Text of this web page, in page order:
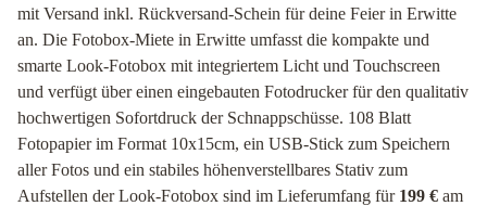
mit Versand inkl. Rückversand-Schein für deine Feier in Erwitte
an. Die Fotobox-Miete in Erwitte umfasst die kompakte und
smarte Look-Fotobox mit integriertem Licht und Touchscreen
und verfügt über einen eingebauten Fotodrucker für den qualitativ
hochwertigen Sofortdruck der Schnappschüsse. 108 Blatt
Fotopapier im Format 10x15cm, ein USB-Stick zum Speichern
aller Fotos und ein stabiles höhenverstellbares Stativ zum
Aufstellen der Look-Fotobox sind im Lieferumfang für 199 € am